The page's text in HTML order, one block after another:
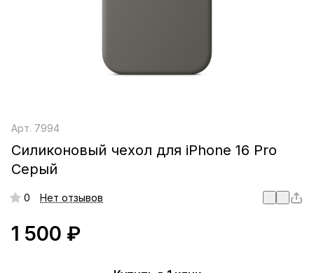
Арт. 7994
Силиконовый чехол для iPhone 16 Pro
Серый
0 Нет отзывов
1 500 ₽